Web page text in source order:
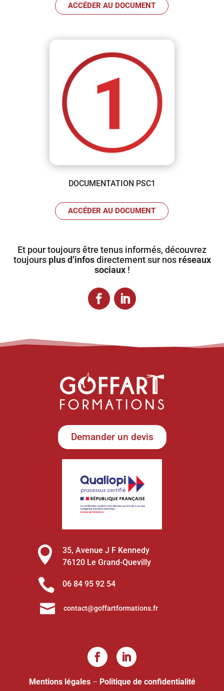
ACCÉDER AU DOCUMENT
DOCUMENTATION PSC1
ACCÉDER AU DOCUMENT
Et pour toujours être tenus informés, découvrez
toujours plus d’infosdirectement sur nos réseaux
sociaux!
Demander un devis

35, Avenue J F Kennedy
76120 Le Grand-Quevilly
 06 84 95 92 54
 contact@goffartformations.fr
Mentions légales– Politique de confidentialité